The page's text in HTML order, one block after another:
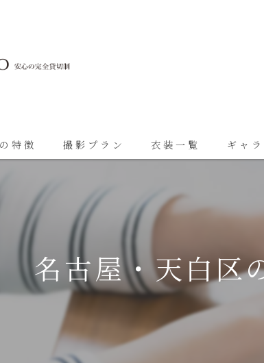
特徴 撮影プラン
七五三プラン
思い出に残る成人振袖撮影
衣装一覧 ギャ
名古屋・天白区